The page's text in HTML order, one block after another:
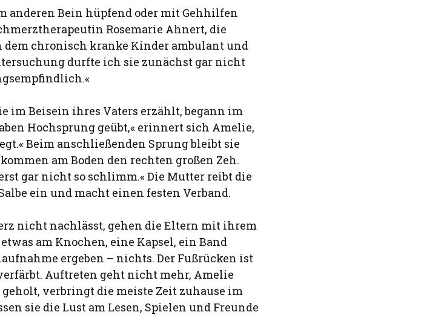
anderen Bein hüpfend oder mit Gehhilfen
Rosemarie Ahnert, die
chronisch kranke Kinder ambulant und
durfte ich sie zunächst gar nicht
im Beisein ihres Vaters erzählt, begann im
Hochsprung geübt,« erinnert sich Amelie,
Beim anschließenden Sprung bleibt sie
am Boden den rechten großen Zeh.
gar nicht so schlimm.« Die Mutter reibt die
ein und macht einen festen Verband.
nicht nachlässt, gehen die Eltern mit ihrem
am Knochen, eine Kapsel, ein Band
ergeben – nichts. Der Fußrücken ist
Auftreten geht nicht mehr, Amelie
verbringt die meiste Zeit zuhause im
sie die Lust am Lesen, Spielen und Freunde